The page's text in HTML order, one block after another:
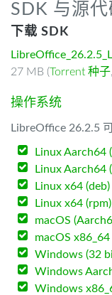
SDK 与源代
下载 SDK
27 MB (Torrent 种子,
操作系统
LibreOffice 26.2.5
Linux Aarch64
Linux Aarch64
Linux x64 (deb)
Linux x64 (rpm)
macOS
macOS
Windows (32
Windows
Windows